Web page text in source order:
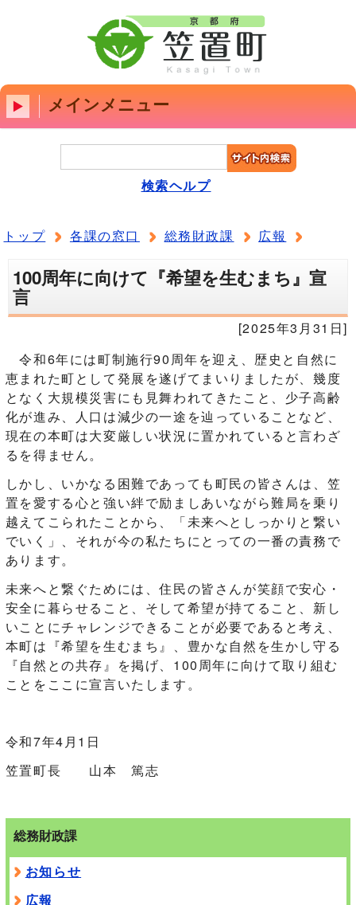
メインメニュー
検索ヘルプ
トップ 各課の窓口 総務財政課 広報
100周年に向けて『希望を生むまち』宣
言
[2025年3月31日]
令和6年には町制施行90周年を迎え、歴史と自然に
恵まれた町として発展を遂げてまいりましたが、幾度
となく大規模災害にも見舞われてきたこと、少子高齢
化が進み、人口は減少の一途を辿っていることなど、
現在の本町は大変厳しい状況に置かれていると言わざ
るを得ません。
しかし、いかなる困難であっても町民の皆さんは、笠
置を愛する心と強い絆で励ましあいながら難局を乗り
越えてこられたことから、「未来へとしっかりと繋い
でいく」、それが今の私たちにとっての一番の責務で
あります。
未来へと繋ぐためには、住民の皆さんが笑顔で安心・
安全に暮らせること、そして希望が持てること、新し
いことにチャレンジできることが必要であると考え、
本町は『希望を生むまち』、豊かな自然を生かし守る
『自然との共存』を掲げ、100周年に向けて取り組む
ことをここに宣言いたします。
令和7年4月1日
笠置町長 山本 篤志
総務財政課
お知らせ
広報